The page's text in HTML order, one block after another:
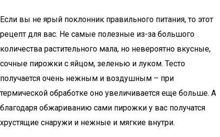
Если вы не ярый поклонник правильного питания, то этот
рецепт для вас. Не самые полезные из-за большого
количества растительного мала, но невероятно вкусные,
сочные пирожки с яйцом, зеленью и луком. Тесто
получается очень нежным и воздушным – при
термической обработке оно увеличивается еще больше. А
благодаря обжариванию сами пирожки у вас получатся
хрустящие снаружи и нежные и мягкие внутри.